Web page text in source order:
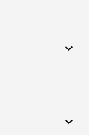

